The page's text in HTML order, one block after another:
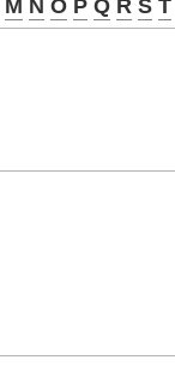
M N O P Q R S T